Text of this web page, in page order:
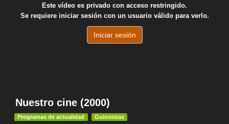
Nuestro cine (2000)
Programas de actualidad Guionistas